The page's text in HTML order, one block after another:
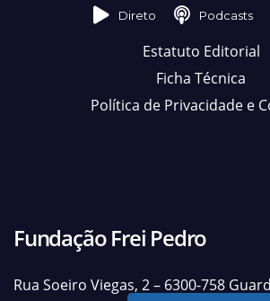
Direto Podcasts
Estatuto Editorial
Ficha Técnica
Política de Privacidade e
Fundação Frei Pedro
Rua Soeiro Viegas, 2 – 6300-758